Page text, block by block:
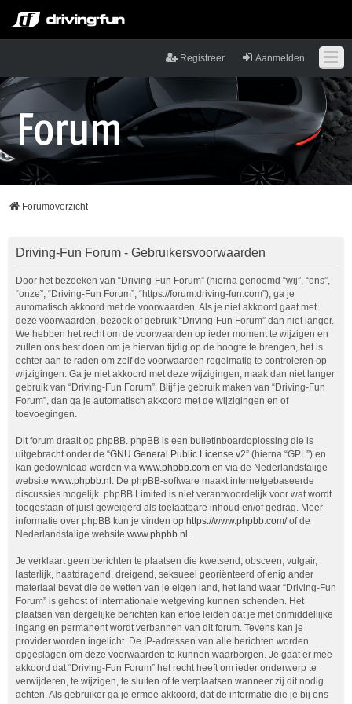
Aanmelden
Registreer
Forumoverzicht
Driving-Fun Forum - Gebruikersvoorwaarden
Door het bezoeken van “Driving-Fun Forum” (hierna genoemd “wij”, “ons”,
“onze”, “Driving-Fun Forum”, “https://forum.driving-fun.com”), ga je
automatisch akkoord met de voorwaarden. Als je niet akkoord gaat met
deze voorwaarden, bezoek of gebruik “Driving-Fun Forum” dan niet langer.
We hebben het recht om de voorwaarden op ieder moment te wijzigen en
zullen ons best doen om je hiervan tijdig op de hoogte te brengen, het is
echter aan te raden om zelf de voorwaarden regelmatig te controleren op
wijzigingen. Ga je niet akkoord met deze wijzigingen, maak dan niet langer
gebruik van “Driving-Fun Forum”. Blijf je gebruik maken van “Driving-Fun
Forum”, dan ga je automatisch akkoord met de wijzigingen en of
toevoegingen.
Dit forum draait op phpBB. phpBB is een bulletinboardoplossing die is
uitgebracht onder de “GNU General Public License v2” (hierna “GPL”) en
kan gedownload worden via www.phpbb.com en via de Nederlandstalige
website www.phpbb.nl . De phpBB-software maakt internetgebaseerde
discussies mogelijk. phpBB Limited is niet verantwoordelijk voor wat wordt
toegestaan of juist geweigerd als toelaatbare inhoud en/of gedrag. Meer
informatie over phpBB kun je vinden op https://www.phpbb.com/of de
Nederlandstalige website www.phpbb.nl .
Je verklaart geen berichten te plaatsen die kwetsend, obsceen, vulgair,
lasterlijk, haatdragend, dreigend, seksueel georiënteerd of enig ander
materiaal bevat die de wetten van je eigen land, het land waar “Driving-Fun
Forum” is gehost of internationale wetgeving kunnen schenden. Het
plaatsen van dergelijke berichten kan ertoe leiden dat je met onmiddellijke
ingang en permanent wordt verbannen van dit forum. Tevens kan je
provider worden ingelicht. De IP-adressen van alle berichten worden
opgeslagen om deze voorwaarden te kunnen waarborgen. Je gaat er mee
akkoord dat “Driving-Fun Forum” het recht heeft om ieder onderwerp te
verwijderen, te wijzigen, te sluiten of te verplaatsen wanneer zij dit nodig
achten. Als gebruiker ga je ermee akkoord, dat de informatie die je bij ons